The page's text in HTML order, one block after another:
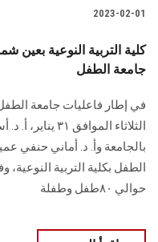
2023-02-01
كلية التربية النوعية بعين
جامعة الطفل
في إطار فاعليات جامعة
الثلاثاء
بالجامعة وأ. د. أماني حنفي
الطفل بكلية التربية
حوالي ٨٠طفل وطفلة